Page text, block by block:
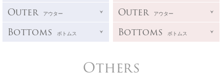
Outer アウター
Bottoms ボトムス
Outer アウター
Bottoms ボトムス
Others